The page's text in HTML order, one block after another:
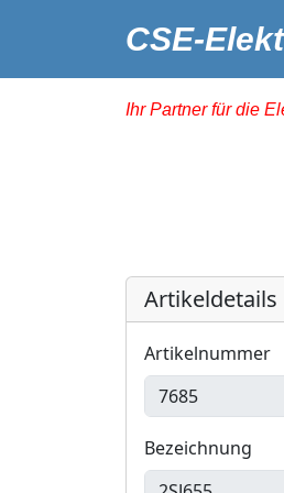
CSE-
Ihr Partner für die
Artikeldetails
Artikelnummer
Bezeichnung